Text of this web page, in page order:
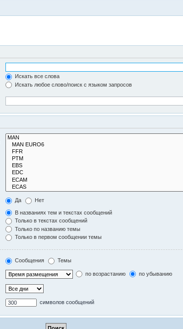
Искать все слова
Искать любое слово/поиск с языком запросов
Да Нет
В названиях тем и текстах сообщений
Только в текстах сообщений
Только по названию темы
Только в первом сообщении темы
Сообщения Темы
по возрастанию по убыванию
символов сообщений